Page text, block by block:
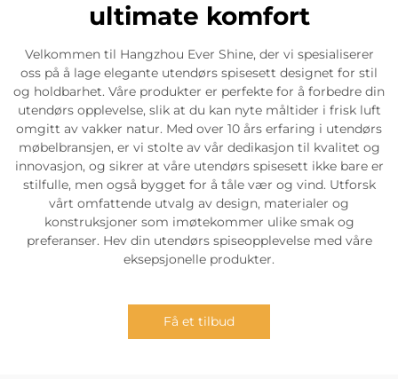
ultimate komfort
Velkommen til Hangzhou Ever Shine, der vi spesialiserer
oss på å lage elegante utendørs spisesett designet for stil
og holdbarhet. Våre produkter er perfekte for å forbedre din
utendørs opplevelse, slik at du kan nyte måltider i frisk luft
omgitt av vakker natur. Med over 10 års erfaring i utendørs
møbelbransjen, er vi stolte av vår dedikasjon til kvalitet og
innovasjon, og sikrer at våre utendørs spisesett ikke bare er
stilfulle, men også bygget for å tåle vær og vind. Utforsk
vårt omfattende utvalg av design, materialer og
konstruksjoner som imøtekommer ulike smak og
preferanser. Hev din utendørs spiseopplevelse med våre
eksepsjonelle produkter.
Få et tilbud